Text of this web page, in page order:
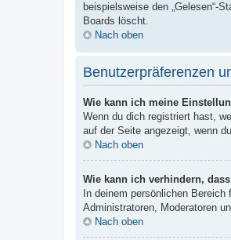
beispielsweise den „Gelesen“-
Boards löscht.
Nach oben
Benutzerpräferenzen
Wie kann ich meine
Wenn du dich registriert hast,
auf der Seite angezeigt, wenn
Nach oben
Wie kann ich verhindern,
In deinem persönlichen Bereich
Administratoren, Moderatoren
Nach oben